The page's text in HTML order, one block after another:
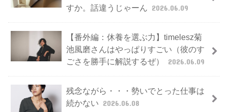
すか。話違うじゃーん 2026.06.09
【番外編：休養を選ぶ力】timelesz菊
池風磨さんはやっぱりすごい（彼のす
ごさを勝手に解説するぜ）
2026.06.09
残念ながら・・・勢いでとった仕事は
続かない 2026.06.08